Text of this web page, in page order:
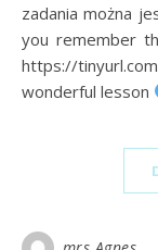
zadania można
you remember
https://
wonderful lesson